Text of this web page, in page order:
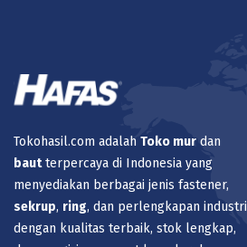
Tokohasil.com adalah Toko mur dan
bautterpercaya di Indonesia yang
menyediakan berbagai jenis fastener,
sekrup, ring, dan perlengkapan industri
dengan kualitas terbaik, stok lengkap,